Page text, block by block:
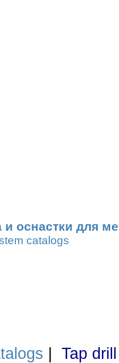
и оснастки для
catalogs
Tap